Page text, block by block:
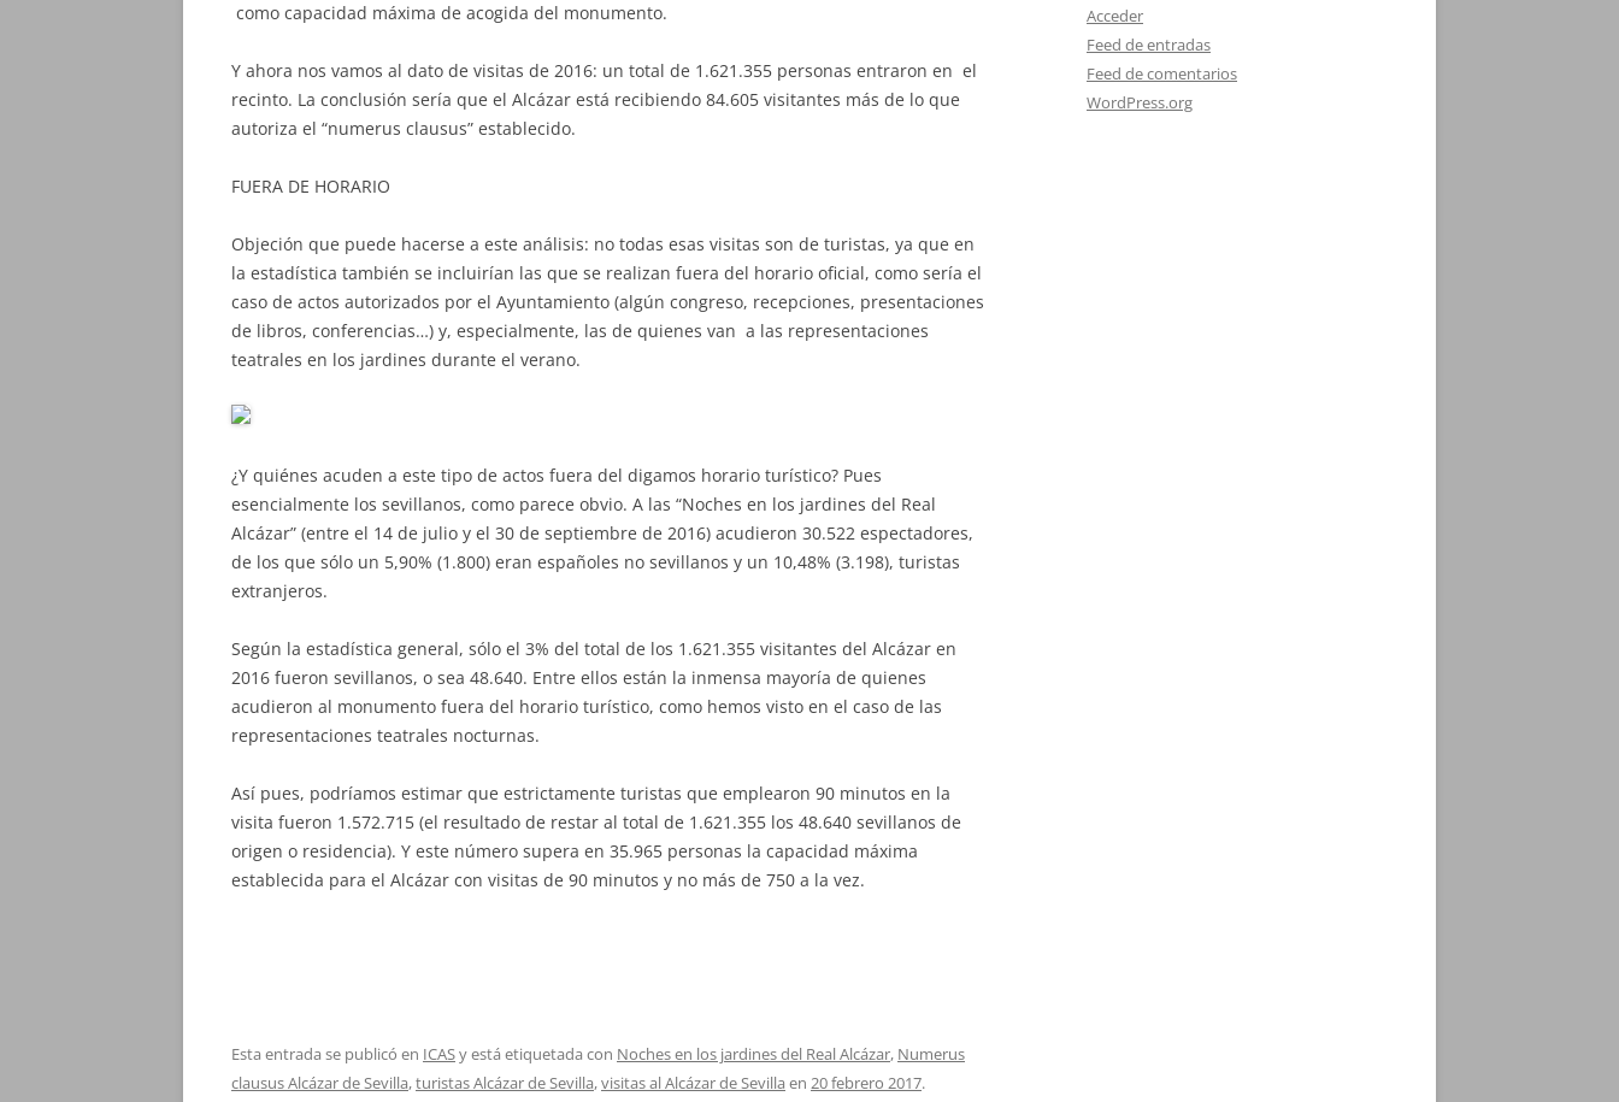
como capacidad máxima de acogida del monumento.
Y ahora nos vamos al dato de visitas de 2016: un total de 1.621.355 personas entraron en el
recinto. La conclusión sería que el Alcázar está recibiendo 84.605 visitantes más de lo que
autoriza el “numerus clausus” establecido.
FUERA DE HORARIO
Objeción que puede hacerse a este análisis: no todas esas visitas son de turistas, ya que en
la estadística también se incluirían las que se realizan fuera del horario oficial, como sería el
caso de actos autorizados por el Ayuntamiento (algún congreso, recepciones, presentaciones
de libros, conferencias…) y, especialmente, las de quienes van a las representaciones
teatrales en los jardines durante el verano.
¿Y quiénes acuden a este tipo de actos fuera del digamos horario turístico? Pues
esencialmente los sevillanos, como parece obvio. A las “Noches en los jardines del Real
Alcázar” (entre el 14 de julio y el 30 de septiembre de 2016) acudieron 30.522 espectadores,
de los que sólo un 5,90% (1.800) eran españoles no sevillanos y un 10,48% (3.198), turistas
extranjeros.
Según la estadística general, sólo el 3% del total de los 1.621.355 visitantes del Alcázar en
2016 fueron sevillanos, o sea 48.640. Entre ellos están la inmensa mayoría de quienes
acudieron al monumento fuera del horario turístico, como hemos visto en el caso de las
representaciones teatrales nocturnas.
Así pues, podríamos estimar que estrictamente turistas que emplearon 90 minutos en la
visita fueron 1.572.715 (el resultado de restar al total de 1.621.355 los 48.640 sevillanos de
origen o residencia). Y este número supera en 35.965 personas la capacidad máxima
establecida para el Alcázar con visitas de 90 minutos y no más de 750 a la vez.
Esta entrada se publicó en ICASy está etiquetada con Noches en los jardines del Real Alcázar, Numerus
clausus Alcázar de Sevilla,turistas Alcázar de Sevilla,visitas al Alcázar de Sevilla en 20 febrero 2017.
Acceder
Feed de entradas
Feed de comentarios
WordPress.org